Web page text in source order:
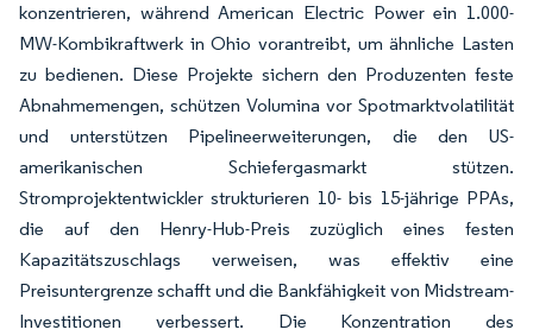
konzentrieren, während American Electric Power ein 1.000-
MW-Kombikraftwerk in Ohio vorantreibt, um ähnliche Lasten
zu bedienen. Diese Projekte sichern den Produzenten feste
Abnahmemengen, schützen Volumina vor Spotmarktvolatilität
und unterstützen Pipelineerweiterungen, die den US-
amerikanischen Schiefergasmarkt stützen.
Stromprojektentwickler strukturieren 10- bis 15-jährige PPAs,
die auf den Henry-Hub-Preis zuzüglich eines festen
Kapazitätszuschlags verweisen, was effektiv eine
Preisuntergrenze schafft und die Bankfähigkeit von Midstream-
Investitionen verbessert. Die Konzentration des